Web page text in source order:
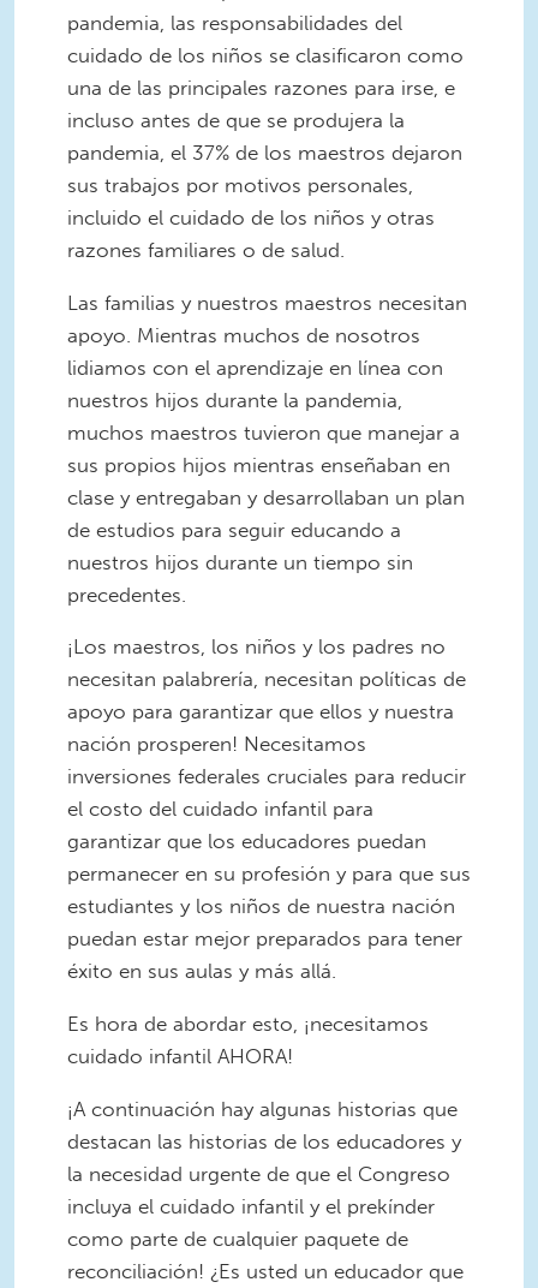
pandemia, las responsabilidades del
cuidado de los niños se clasificaron como
una de las principales razones para irse, e
incluso antes de que se produjera la
pandemia, el 37% de los maestros dejaron
sus trabajos por motivos personales,
incluido el cuidado de los niños y otras
razones familiares o de salud.
Las familias y nuestros maestros necesitan
apoyo. Mientras muchos de nosotros
lidiamos con el aprendizaje en línea con
nuestros hijos durante la pandemia,
muchos maestros tuvieron que manejar a
sus propios hijos mientras enseñaban en
clase y entregaban y desarrollaban un plan
de estudios para seguir educando a
nuestros hijos durante un tiempo sin
precedentes.
¡Los maestros, los niños y los padres no
necesitan palabrería, necesitan políticas de
apoyo para garantizar que ellos y nuestra
nación prosperen! Necesitamos
inversiones federales cruciales para reducir
el costo del cuidado infantil para
garantizar que los educadores puedan
permanecer en su profesión y para que sus
estudiantes y los niños de nuestra nación
puedan estar mejor preparados para tener
éxito en sus aulas y más allá.
Es hora de abordar esto, ¡necesitamos
cuidado infantil AHORA!
¡A continuación hay algunas historias que
destacan las historias de los educadores y
la necesidad urgente de que el Congreso
incluya el cuidado infantil y el prekínder
como parte de cualquier paquete de
reconciliación! ¿Es usted un educador que